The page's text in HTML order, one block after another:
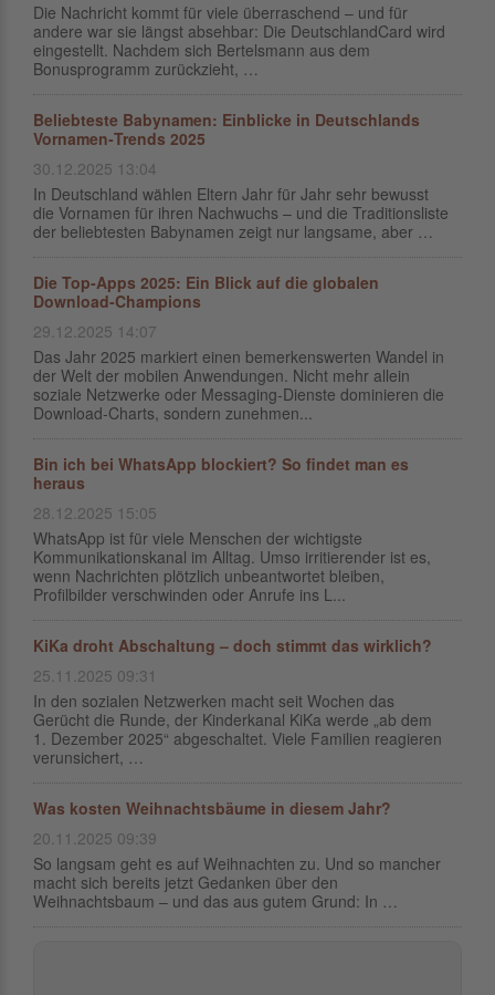
Die Nachricht kommt für viele überraschend – und für
andere war sie längst absehbar: Die DeutschlandCard wird
eingestellt. Nachdem sich Bertelsmann aus dem
Bonusprogramm zurückzieht, …
Beliebteste Babynamen: Einblicke in Deutschlands
Vornamen‑Trends 2025
30.12.2025 13:04
In Deutschland wählen Eltern Jahr für Jahr sehr bewusst
die Vornamen für ihren Nachwuchs – und die Traditionsliste
der beliebtesten Babynamen zeigt nur langsame, aber …
Die Top‑Apps 2025: Ein Blick auf die globalen
Download‑Champions
29.12.2025 14:07
Das Jahr 2025 markiert einen bemerkenswerten Wandel in
der Welt der mobilen Anwendungen. Nicht mehr allein
soziale Netzwerke oder Messaging‑Dienste dominieren die
Download‑Charts, sondern zunehmen...
Bin ich bei WhatsApp blockiert? So findet man es
heraus
28.12.2025 15:05
WhatsApp ist für viele Menschen der wichtigste
Kommunikationskanal im Alltag. Umso irritierender ist es,
wenn Nachrichten plötzlich unbeantwortet bleiben,
Profilbilder verschwinden oder Anrufe ins L...
KiKa droht Abschaltung – doch stimmt das wirklich?
25.11.2025 09:31
In den sozialen Netzwerken macht seit Wochen das
Gerücht die Runde, der Kinderkanal KiKa werde „ab dem
1. Dezember 2025“ abgeschaltet. Viele Familien reagieren
verunsichert, …
Was kosten Weihnachtsbäume in diesem Jahr?
20.11.2025 09:39
So langsam geht es auf Weihnachten zu. Und so mancher
macht sich bereits jetzt Gedanken über den
Weihnachtsbaum – und das aus gutem Grund: In …